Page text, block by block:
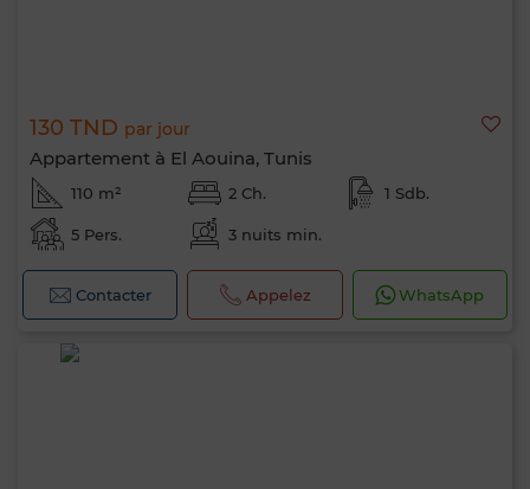
130 TND par jour
Appartement à El Aouina, Tunis
110 m² 2 Ch. 1 Sdb.
5 Pers. 3 nuits min.
Contacter Appelez WhatsApp